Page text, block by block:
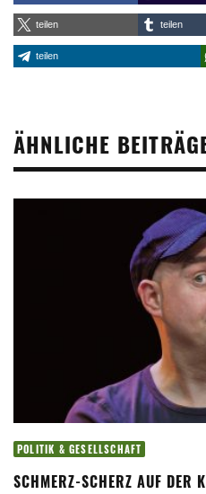
teilen teilen
teilen
ÄHNLICHE
POLITIK & GESELLSCHAFT
SCHMERZ-SCHERZ AUF DER